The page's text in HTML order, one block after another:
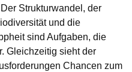
Strukturwandel, der
und die
sind Aufgaben, die
Gleichzeitig sieht der
Chancen zum